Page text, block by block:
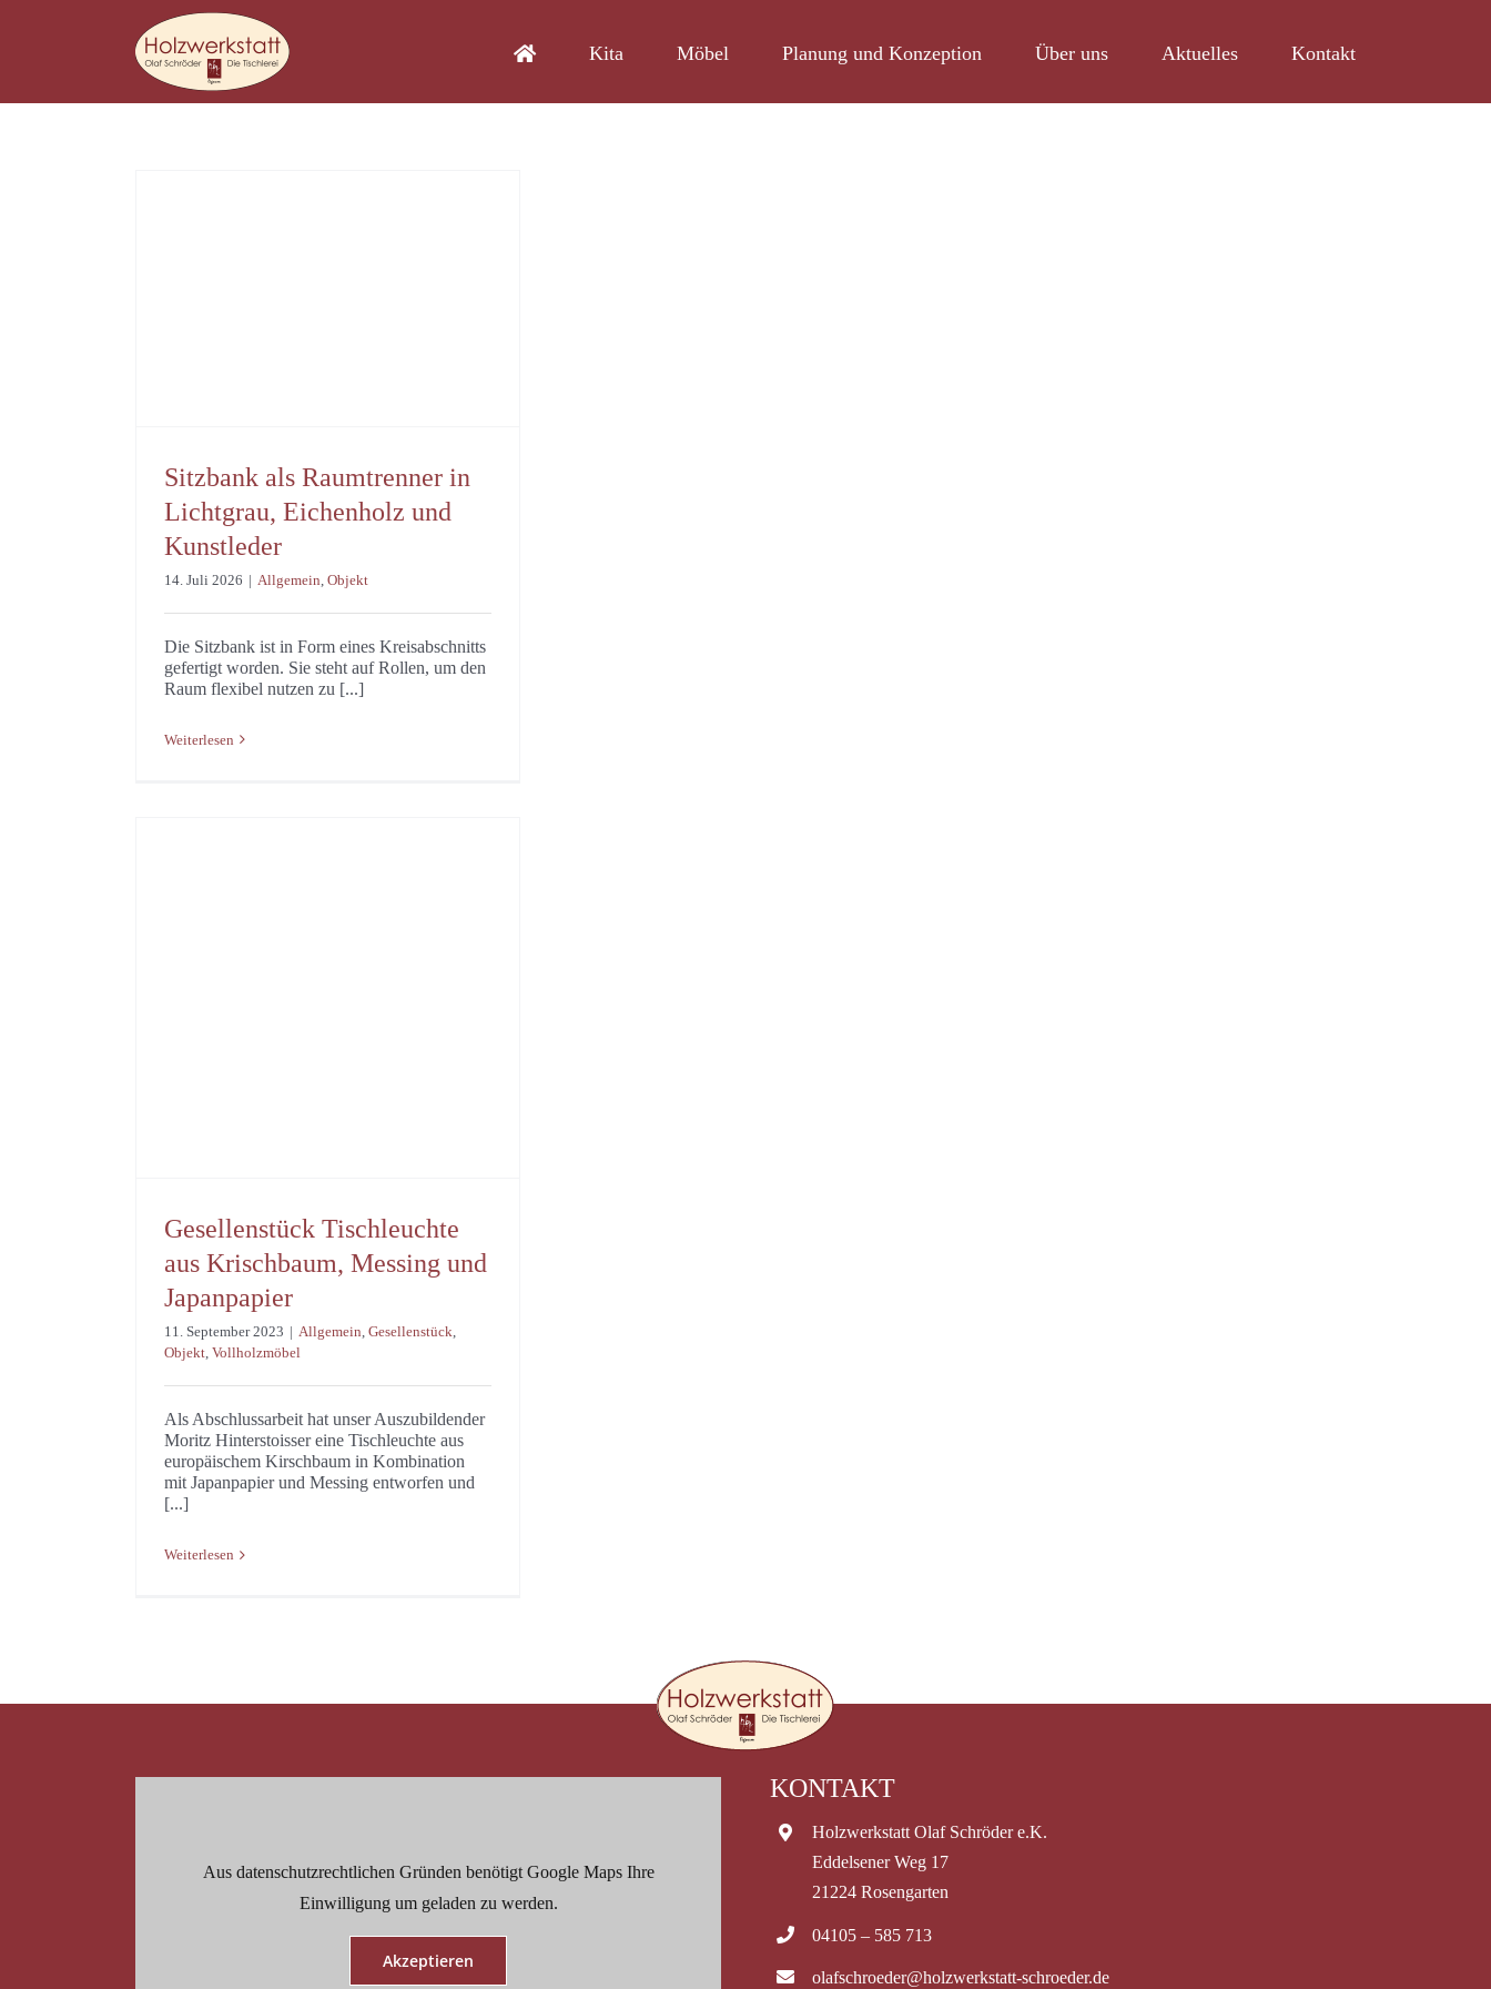
Kita Möbel Planung und Konzeption Über uns Aktuelles Kontakt
Sitzbank als Raumtrenner in
Lichtgrau, Eichenholz und
Kunstleder
14. Juli 2026 | Allgemein Objekt
Die Sitzbank ist in Form eines Kreisabschnitts
gefertigt worden. Sie steht auf Rollen, um den
Raum flexibel nutzen zu [...]
Weiterlesen
Gesellenstück Tischleuchte
aus Krischbaum, Messing und
Japanpapier
11. September 2023 | Allgemein, Gesellenstück,
Objekt, Vollholzmöbel
Als Abschlussarbeit hat unser Auszubildender
Moritz Hinterstoisser eine Tischleuchte aus
europäischem Kirschbaum in Kombination
mit Japanpapier und Messing entworfen und
[...]
Weiterlesen
Aus datenschutzrechtlichen Gründen benötigt Google Maps Ihre
Einwilligung um geladen zu werden.
Akzeptieren
KONTAKT
Holzwerkstatt Olaf Schröder e.K.
Eddelsener Weg 17
21224 Rosengarten
04105 – 585 713
olafschroeder@holzwerkstatt-schroeder.de